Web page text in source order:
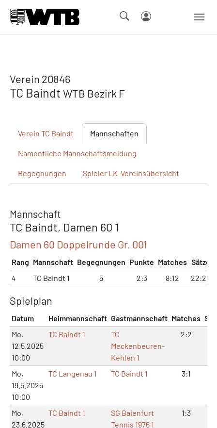
Verein 20846
TC Baindt WTB Bezirk F
Verein TC Baindt Mannschaften
Namentliche Mannschaftsmeldung
Begegnungen Spieler LK-Vereinsübersicht
Mannschaft
TC Baindt, Damen 60 1
Damen 60 Doppelrunde Gr. 001
Rang Mannschaft Begegnungen Punkte Matches Sätze
4
TC Baindt 1 5 2:3 8:12 22:25
Spielplan
Datum Heimmannschaft Gastmannschaft Matches
Mo,
12.5.2025
10:00
TC Baindt 1
TC
Meckenbeuren-
Kehlen 1
2:2
Mo,
19.5.2025
10:00
TC Langenau 1 TC Baindt 1 3:1
Mo,
23.6.2025
TC Baindt 1
SG Baienfurt
Tennis 1976 1
1:3